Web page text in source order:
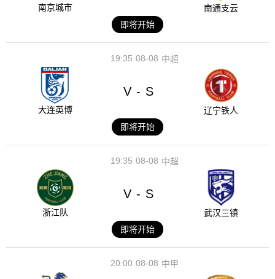
南京城市
南通支云
即将开始
08-08
19:35 中超
大连英博
V - S
辽宁铁人
即将开始
08-08
19:35 中超
浙江队
V - S
武汉三镇
即将开始
08-08
20:00 中甲